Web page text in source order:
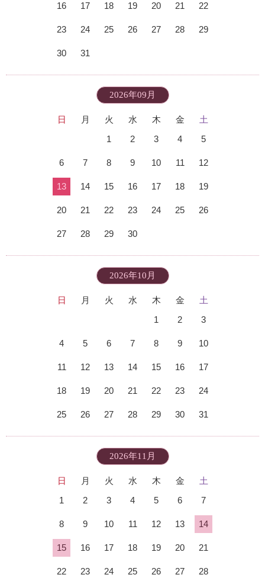
16 17 18 19 20 21 22
23 24 25 26 27 28 29
30 31
2026年09月
日 月 火 水 木 金
土
1
2 3 4 5
6 7 8 9 10 11 12
13 14 15 16 17 18 19
20 21 22 23 24 25 26
27 28 29 30
2026年10月
日 月 火 水 木 金
土
1
2 3
4 5 6 7 8 9 10
11 12 13 14 15 16 17
18 19 20 21 22 23 24
25 26 27 28 29 30 31
2026年11月
日 月 火 水 木 金
土
1
2 3 4 5 6 7
8 9 10 11 12 13 14
15 16 17 18 19 20 21
22 23 24 25 26 27 28